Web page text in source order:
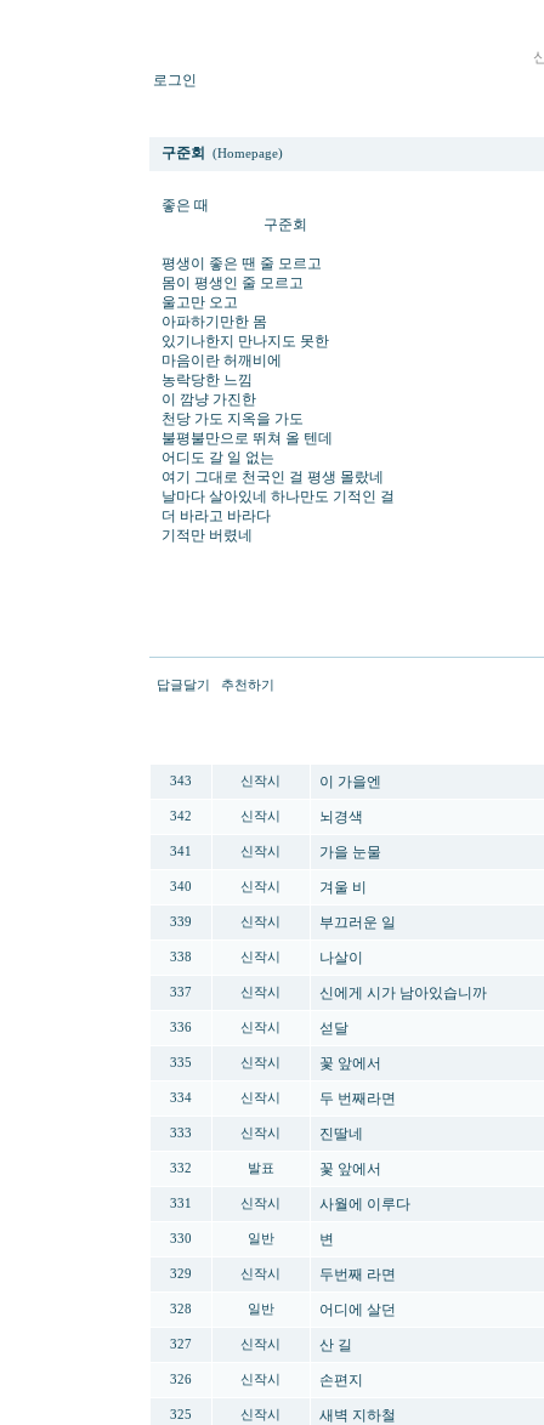
로그인
구준회 (Homepage)
좋은 때
구준회
평생이 좋은 땐 줄 모르고
몸이 평생인 줄 모르고
울고만 오고
아파하기만한 몸
있기나한지 만나지도 못한
마음이란 허깨비에
농락당한 느낌
이 깜냥 가진한
천당 가도 지옥을 가도
불평불만으로 뛰쳐 올 텐데
어디도 갈 일 없는
여기 그대로 천국인 걸 평생 몰랐네
날마다 살아있네 하나만도 기적인 걸
더 바라고 바라다
기적만 버렸네
답글달기 추천하기
343 신작시 이 가을엔
342 신작시 뇌경색
341 신작시 가을 눈물
340 신작시 겨울 비
339 신작시 부끄러운 일
338 신작시 나살이
337 신작시 신에게 시가 남아있습니까
336 신작시 섣달
335 신작시 꽃 앞에서
334 신작시 두 번째라면
333 신작시 진딸네
332 발표 꽃 앞에서
331 신작시 사월에 이루다
330 일반 변
329 신작시 두번째 라면
328 일반 어디에 살던
327 신작시 산 길
326 신작시 손편지
325 신작시 새벽 지하철